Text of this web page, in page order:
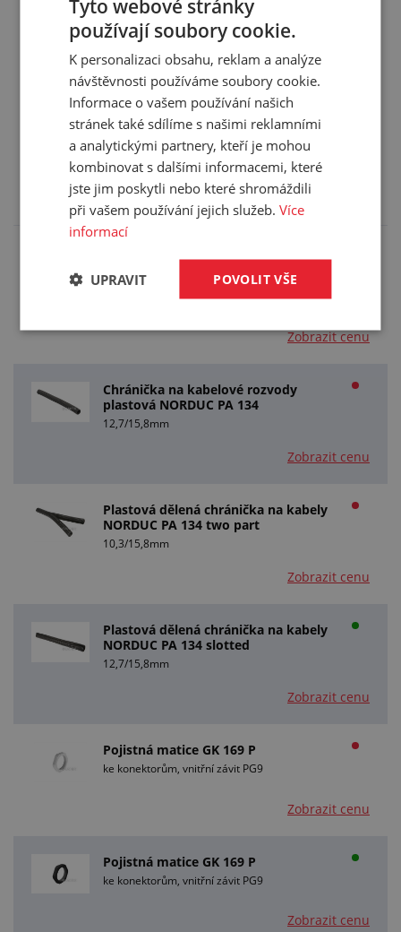
Hmotnost:
0,006 kg/ks
Balení:
50,00 ks
Příslušenství (7)
Zde je pro vás připravené příslušenství, které
doporučujeme k tomuto produktu.
Chránička na kabelové rozvody
plastová NORDUC PA 134
Zobrazit cenu
Chránička na kabelové rozvody
plastová NORDUC PA 134
12,7/15,8mm
Zobrazit cenu
Plastová dělená chránička na kabely
NORDUC PA 134 two part
10,3/15,8mm
Zobrazit cenu
Plastová dělená chránička na kabely
NORDUC PA 134 slotted
12,7/15,8mm
Zobrazit cenu
Pojistná matice GK 169 P
ke konektorům, vnitřní závit PG9
Zobrazit cenu
Pojistná matice GK 169 P
ke konektorům, vnitřní závit PG9
Zobrazit cenu
Tyto webové stránky
používají soubory cookie.
K personalizaci obsahu, reklam a analýze
návštěvnosti používáme soubory cookie.
Informace o vašem používání našich
stránek také sdílíme s našimi reklamními
a analytickými partnery, kteří je mohou
kombinovat s dalšími informacemi, které
jste jim poskytli nebo které shromáždili
při vašem používání jejich služeb.Více
informací
POVOLIT VŠE
UPRAVIT